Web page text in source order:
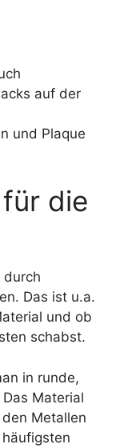
auf der
und Plaque
die
durch
Das ist u.a.
und ob
schabst.
in runde,
Material
Metallen